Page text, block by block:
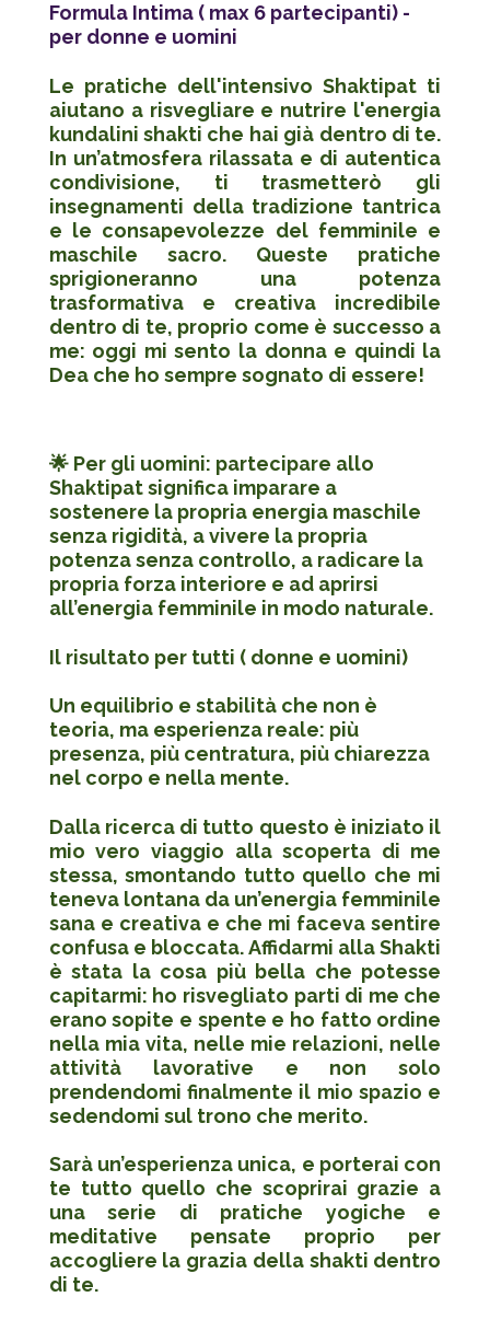
Formula Intima ( max 6 partecipanti) -
per donne e uomini
Le pratiche dell'intensivo Shaktipat ti
aiutano a risvegliare e nutrire l'energia
kundalini shakti che hai già dentro di te.
In un’atmosfera rilassata e di autentica
condivisione, ti trasmetterò gli
insegnamenti della tradizione tantrica
e le consapevolezze del femminile e
maschile sacro. Queste pratiche
sprigioneranno una potenza
trasformativa e creativa incredibile
dentro di te, proprio come è successo a
me: oggi mi sento la donna e quindi la
Dea che ho sempre sognato di essere!
🌟 Per gli uomini: partecipare allo
Shaktipat significa imparare a
sostenere la propria energia maschile
senza rigidità, a vivere la propria
potenza senza controllo, a radicare la
propria forza interiore e ad aprirsi
all’energia femminile in modo naturale.
Il risultato per tutti ( donne e uomini)
Un equilibrio e stabilità che non è
teoria, ma esperienza reale: più
presenza, più centratura, più chiarezza
nel corpo e nella mente.
Dalla ricerca di tutto questo è iniziato il
mio vero viaggio alla scoperta di me
stessa, smontando tutto quello che mi
teneva lontana da un’energia femminile
sana e creativa e che mi faceva sentire
confusa e bloccata. Affidarmi alla Shakti
è stata la cosa più bella che potesse
capitarmi: ho risvegliato parti di me che
erano sopite e spente e ho fatto ordine
nella mia vita, nelle mie relazioni, nelle
attività lavorative e non solo
prendendomi finalmente il mio spazio e
sedendomi sul trono che merito.
Sarà un’esperienza unica, e porterai con
te tutto quello che scoprirai grazie a
una serie di pratiche yogiche e
meditative pensate proprio per
accogliere la grazia della shakti dentro
di te.